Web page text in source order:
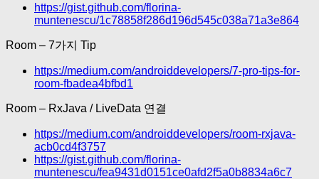
https://gist.github.com/florina-
muntenescu/1c78858f286d196d545c038a71a3e864
Room – 7가지 Tip
https://medium.com/androiddevelopers/7-pro-tips-for-
room-fbadea4bfbd1
Room – RxJava / LiveData 연결
https://medium.com/androiddevelopers/room-rxjava-
acb0cd4f3757
https://gist.github.com/florina-
muntenescu/fea9431d0151ce0afd2f5a0b8834a6c7